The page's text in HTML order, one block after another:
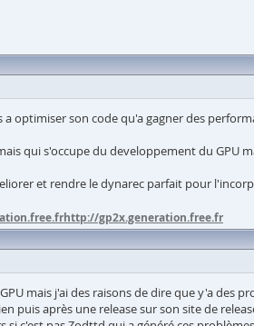
optimiser son code qu'a gagner des
qui s'occupe du developpement du GPU
et rendre le dynarec parfait pour
http://gp2x.generation.free.fr
mais j'ai des raisons de dire que y'a des
puis après une release sur son site de